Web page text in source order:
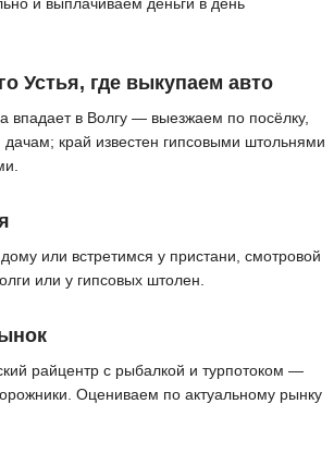
Устья, где выкупаем авто
впадает в Волгу — выезжаем по посёлку,
край известен гипсовыми штольнями
или встретимся у пристани, смотровой
или у гипсовых штолен.
райцентр с рыбалкой и турпотоком —
Оцениваем по актуальному рынку